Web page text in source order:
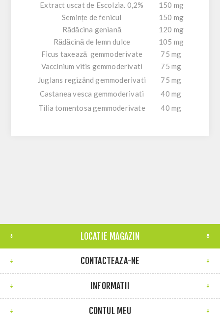
Extract uscat de Escolzia. 0,2%
150 mg
Semințe de fenicul
150 mg
Rădăcina geniană
120 mg
Rădăcină de lemn dulce
105 mg
Ficus taxează gemmoderivate
75 mg
Vaccinium vitis gemmoderivati
75 mg
Juglans regizând gemmoderivati
75 mg
Castanea vesca gemmoderivati
40 mg
Tilia tomentosa gemmoderivate
40 mg
LOCATIE MAGAZIN
CONTACTEAZA-NE
INFORMATII
CONTUL MEU